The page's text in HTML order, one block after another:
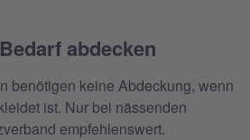
abdecken
benötigen keine Abdeckung, wenn
ist. Nur bei nässenden
empfehlenswert.